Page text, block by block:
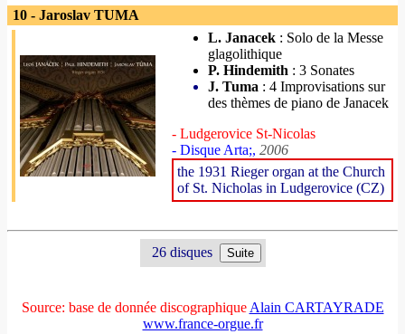
10 - Jaroslav TUMA
L. Janacek : Solo de la Messe
glagolithique
P. Hindemith : 3 Sonates
J. Tuma : 4 Improvisations sur
des thèmes de piano de Janacek
- Ludgerovice St-Nicolas
- Disque Arta;, 2006
the 1931 Rieger organ at the Church
of St. Nicholas in Ludgerovice (CZ)
26 disques
Source: base de donnée discographique Alain CARTAYRADE
www.france-orgue.fr